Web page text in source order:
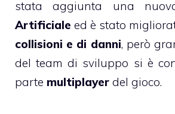
stata aggiunta una
Artificiale ed è stato
collisioni e di danni, però
del team di sviluppo si è
parte multiplayer del gioco.